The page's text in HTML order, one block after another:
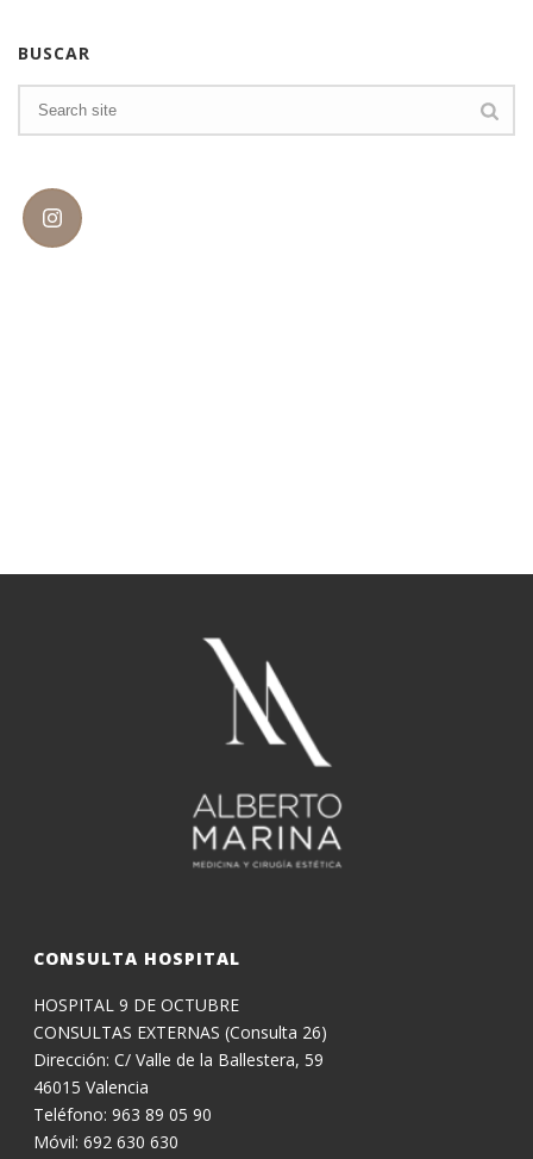
BUSCAR
CONSULTA HOSPITAL
HOSPITAL 9 DE OCTUBRE
CONSULTAS EXTERNAS (Consulta 26)
Dirección: C/ Valle de la Ballestera, 59
46015 Valencia
Teléfono: 963 89 05 90
Móvil: 692 630 630